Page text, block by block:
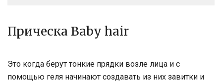
Прическа Baby hair
Это когда берут тонкие прядки возле лица и с
помощью геля начинают создавать из них завитки и